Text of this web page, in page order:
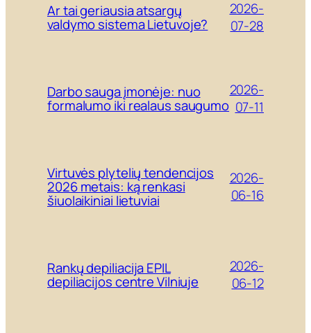
Ar tai geriausia atsargų
valdymo sistema Lietuvoje?
2026-
07-28
Darbo sauga įmonėje: nuo
formalumo iki realaus saugumo
2026-
07-11
Virtuvės plytelių tendencijos
2026 metais: ką renkasi
šiuolaikiniai lietuviai
2026-
06-16
Rankų depiliacija EPIL
depiliacijos centre Vilniuje
2026-
06-12